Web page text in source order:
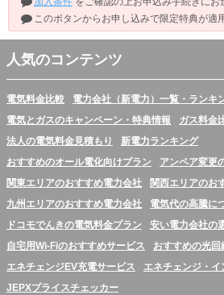
このボタンからお申し込みで限定特典が適
人気のコンテンツ
電気料金比較
電力会社（新電力）一覧・ランキ
電気とガスのキャンペーン・特典情報
ガス料金
法人の電気料金見積もり
新電力ランキング
おすすめのオール電化向けプラン
アンペア変更
関東エリアのおすすめ電力会社
関西エリアのお
九州エリアのおすすめ電力会社
電気代の高騰に
ドコモでんきの電気料金プラン
安い電力会社の
自宅用Wi-Fiのおすすめサービス
おすすめの光回
エネチェンジEV充電サービス
エネチェンジ・イ
JEPXプライスチェッカー